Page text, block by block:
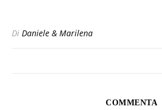
Di Daniele & Marilena
COMMENTA